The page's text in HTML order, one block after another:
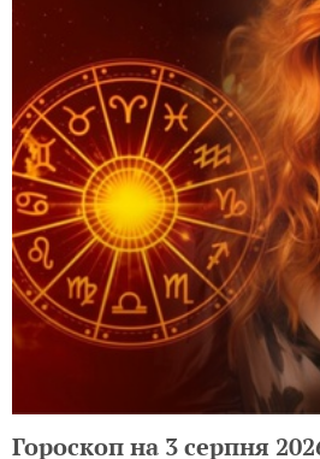
Гороскоп на 3 серпня